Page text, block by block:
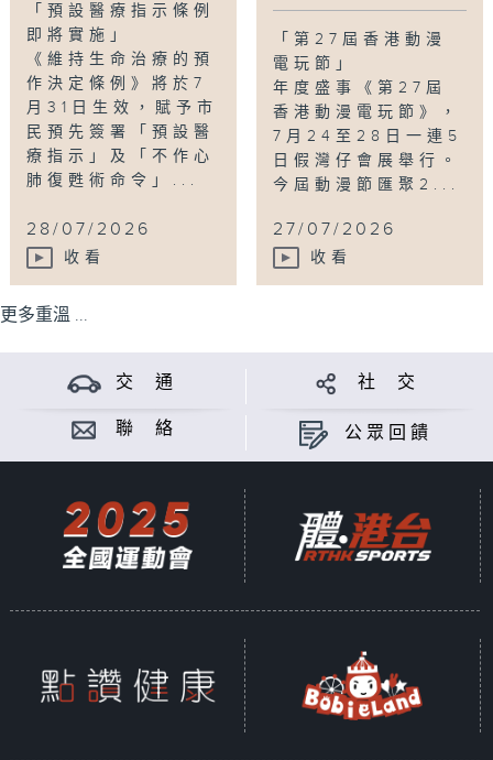
「預設醫療指示條例
即將實施」
《維持生命治療的預
作決定條例》將於7
月31日生效，賦予市
民預先簽署「預設醫
療指示」及「不作心
肺復甦術命令」...
28/07/2026
收看
「第27屆香港動漫
電玩節」
年度盛事《第27屆
香港動漫電玩節》，
7月24至28日一連5
日假灣仔會展舉行。
今屆動漫節匯聚2...
27/07/2026
收看
更多重溫 ...
交 通 社 交
聯 絡 公眾回饋